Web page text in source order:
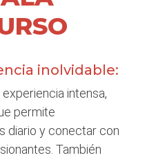
inolvidable:
intensa,
permite
diario y conectar con
También